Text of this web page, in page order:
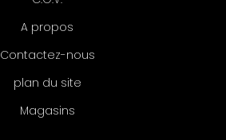
A propos
Contactez-nous
plan du site
Magasins